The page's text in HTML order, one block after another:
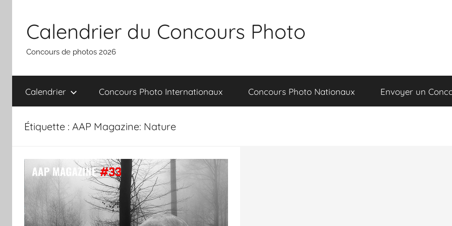
contenu
Calendrier du Concours Photo
Concours de photos 2026
Calendrier Concours Photo Internationaux Concours Photo Nationaux Envoyer un
Étiquette : AAP Magazine: Nature